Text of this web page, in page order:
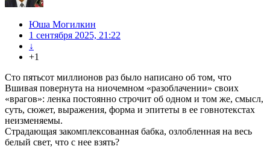
Юша Могилкин
1 сентября 2025, 21:22
↓
+1
Сто пятьсот миллионов раз было написано об том, что
Вшивая повернута на ниочемном «разоблачении» своих
«врагов»: ленка постоянно строчит об одном и том же, смысл,
суть, сюжет, выражения, форма и эпитеты в ее говнотекстах
неизменяемы.
Страдающая закомплексованная бабка, озлобленная на весь
белый свет, что с нее взять?